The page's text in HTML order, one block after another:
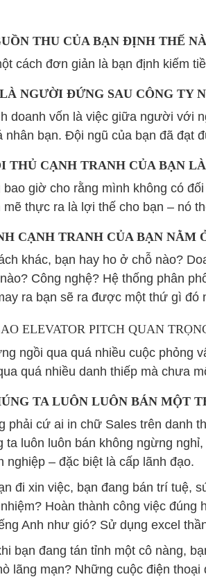
THU CỦA BẠN ĐỊNH THẾ
cách đơn giản là bạn định kiếm
NGƯỜI ĐỨNG SAU CÔNG TY
doanh vốn là việc giữa người với
nhân bạn. Đội ngũ của bạn đã
THỦ CẠNH TRANH CỦA BẠN
giờ cho rằng mình không có
mẽ thực ra là lợi thế cho bạn – nó
CẠNH TRANH CỦA BẠN NẰM
khác, bạn hay ho ở chỗ nào?
Công nghệ? Hệ thống phân
ra bạn sẽ ra được một thứ gì đó
ELEVATOR PITCH QUAN
ngồi qua quá nhiều cuộc phỏng
quá nhiều danh thiếp mà chưa
TA LUÔN LUÔN BÁN MỘT
phải cứ ai in chữ Sales trên danh
ta luôn luôn bán không ngừng
nghiệp – đặc biệt là cấp lãnh đạo.
đi xin việc, bạn đang bán trí tuệ,
Hoàn thành công việc
Anh như gió? Sử dụng excel
bạn đang tán tỉnh một cô nàng,
lãng mạn? Những cuộc điện